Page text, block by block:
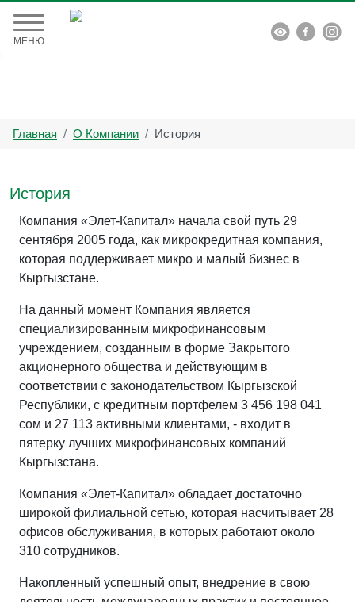
 
МЕНЮ
Главная О Компании История
История
Компания «Элет-Капитал» начала свой путь 29
сентября 2005 года, как микрокредитная компания,
которая поддерживает микро и малый бизнес в
Кыргызстане.
На данный момент Компания является
специализированным микрофинансовым
учреждением, созданным в форме Закрытого
акционерного общества и действующим в
соответствии с законодательством Кыргызской
Республики, с кредитным портфелем 3 456 198 041
сом и 27 113 активными клиентами, - входит в
пятерку лучших микрофинансовых компаний
Кыргызстана.
Компания «Элет-Капитал» обладает достаточно
широкой филиальной сетью, которая насчитывает 28
офисов обслуживания, в которых работают около
310 сотрудников.
Накопленный успешный опыт, внедрение в свою